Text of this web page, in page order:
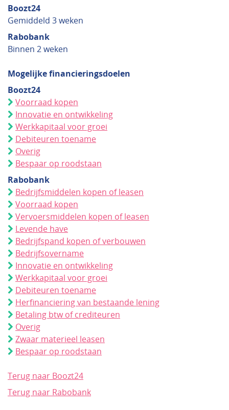
Boozt24
Gemiddeld 3 weken
Rabobank
Binnen 2 weken
Mogelijke financieringsdoelen
Boozt24
Voorraad kopen
Innovatie en ontwikkeling
Werkkapitaal voor groei
Debiteuren toename
Overig
Bespaar op roodstaan
Rabobank
Bedrijfsmiddelen kopen of leasen
Voorraad kopen
Vervoersmiddelen kopen of leasen
Levende have
Bedrijfspand kopen of verbouwen
Bedrijfsovername
Innovatie en ontwikkeling
Werkkapitaal voor groei
Debiteuren toename
Herfinanciering van bestaande lening
Betaling btw of crediteuren
Overig
Zwaar materieel leasen
Bespaar op roodstaan
Terug naar Boozt24
Terug naar Rabobank